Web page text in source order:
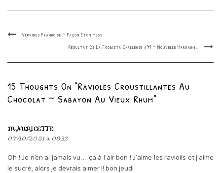
Verrines Framboise ~ Façon Eton Mess
Résultat De La Foodista Challenge #79 ~ Nouvelle Marraine…
15 Thoughts On “Ravioles Croustillantes Au
Chocolat ~ Sabayon Au Vieux Rhum”
MAURICETTE
07/10/2021 à 08:33
Oh ! Je n’en ai jamais vu… ça à l’air bon ! J’aime les raviolis et j’aime
le sucré, alors je devrais aimer !! bon jeudi